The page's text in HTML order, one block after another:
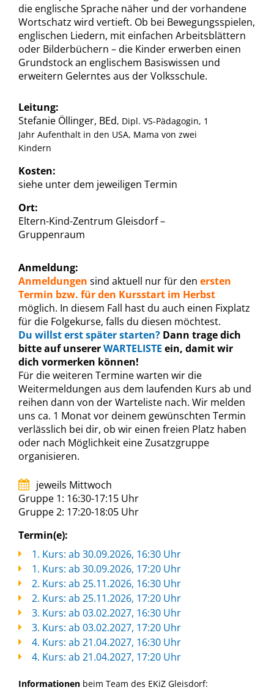
die englische Sprache näher und der vorhandene
Wortschatz wird vertieft. Ob bei Bewegungsspielen,
englischen Liedern, mit einfachen Arbeitsblättern
oder Bilderbüchern – die Kinder erwerben einen
Grundstock an englischem Basiswissen und
erweitern Gelerntes aus der Volksschule.
Leitung:
Stefanie Öllinger, BEd, Dipl. VS-Pädagogin, 1
Jahr Aufenthalt in den USA, Mama von zwei
Kindern
Kosten:
siehe unter dem jeweiligen Termin
Ort:
Eltern-Kind-Zentrum Gleisdorf –
Gruppenraum
Anmeldung:
Anmeldungen sind aktuell nur für den ersten
Termin bzw. für den Kursstart im Herbst
möglich. In diesem Fall hast du auch einen Fixplatz
für die Folgekurse, falls du diesen möchtest.
Du willst erst später starten? Dann trage dich
bitte auf unsererWARTELISTE ein, damit wir
dich vormerken können!
Für die weiteren Termine warten wir die
Weitermeldungen aus dem laufenden Kurs ab und
reihen dann von der Warteliste nach. Wir melden
uns ca. 1 Monat vor deinem gewünschten Termin
verlässlich bei dir, ob wir einen freien Platz haben
oder nach Möglichkeit eine Zusatzgruppe
organisieren.
jeweils Mittwoch
Gruppe 1: 16:30-17:15 Uhr
Gruppe 2: 17:20-18:05 Uhr
Termin(e):
1. Kurs: ab 30.09.2026, 16:30 Uhr
1. Kurs: ab 30.09.2026, 17:20 Uhr
2. Kurs: ab 25.11.2026, 16:30 Uhr
2. Kurs: ab 25.11.2026, 17:20 Uhr
3. Kurs: ab 03.02.2027, 16:30 Uhr
3. Kurs: ab 03.02.2027, 17:20 Uhr
4. Kurs: ab 21.04.2027, 16:30 Uhr
4. Kurs: ab 21.04.2027, 17:20 Uhr
Informationen beim Team des EKiZ Gleisdorf: